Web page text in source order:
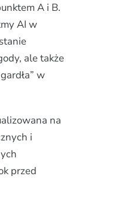
A i B.
AI w
ale także
w
na
i
przed